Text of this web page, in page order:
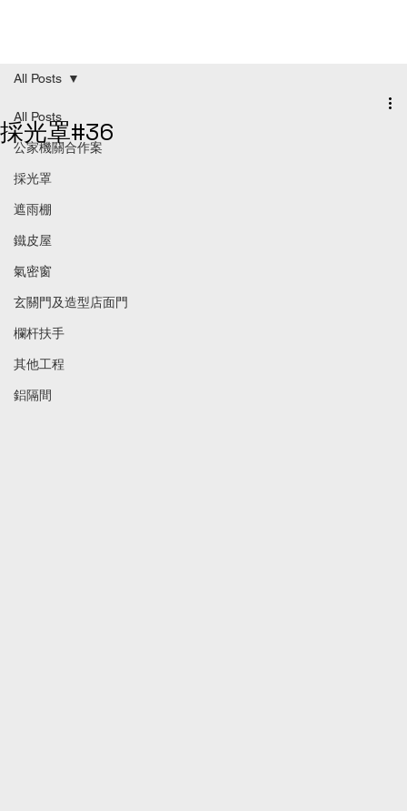
All Posts
公家機關合作案
採光罩
遮雨棚
鐵皮屋
氣密窗
玄關門及造型店面門
欄杆扶手
其他工程
鋁隔間
All Posts
採光罩#36